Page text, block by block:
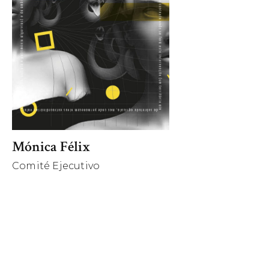
Mónica Félix
Comité Ejecutivo